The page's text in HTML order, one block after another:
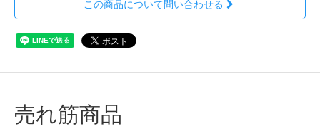
この商品について問い合わせる
売れ筋商品